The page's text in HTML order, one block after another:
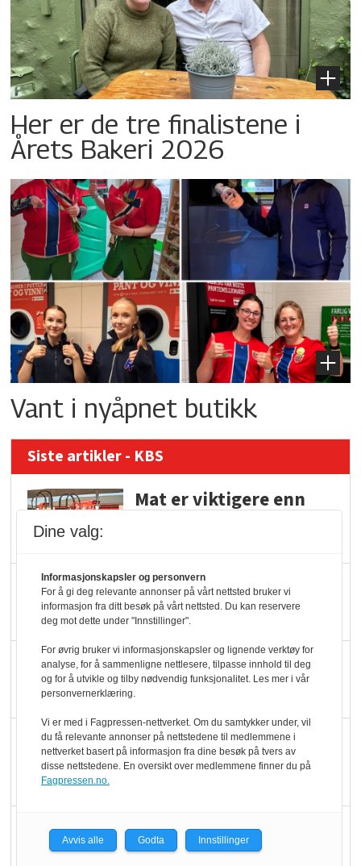
Her er de tre finalistene i
Årets Bakeri 2026
Vant i nyåpnet butikk
Siste artikler - KBS
Mat er viktigere enn
Ti bensinstasjoner
legger ned hver måned
Potetball, kylling og 98
oktan
KBS-bransjen i
endring: Stadig større
Vokser med ferdigmat
i dagligvare
Dine valg:
Informasjonskapsler og personvern
For å gi deg relevante annonser på vårt nettsted bruker vi
informasjon fra ditt besøk på vårt nettsted. Du kan reservere
deg mot dette under "Innstillinger".
For øvrig bruker vi informasjonskapsler og lignende verktøy for
analyse, for å sammenligne nettlesere, tilpasse innhold til deg
og for å utvikle og tilby nødvendig funksjonalitet. Les mer i vår
personvernerklæring.
Vi er med i Fagpressen-nettverket. Om du samtykker under, vil
du få relevante annonser på nettstedene til medlemmene i
nettverket basert på informasjon fra dine besøk på tvers av
disse nettstedene. En oversikt over medlemmene finner du på
Fagpressen.no.
Avvis alle Godta Innstillinger